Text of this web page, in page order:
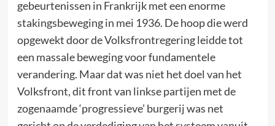
gebeurtenissen in Frankrijk met een enorme
stakingsbeweging in mei 1936. De hoop die werd
opgewekt door de Volksfrontregering leidde tot
een massale beweging voor fundamentele
verandering. Maar dat was niet het doel van het
Volksfront, dit front van linkse partijen met de
zogenaamde ‘progressieve’ burgerij was net